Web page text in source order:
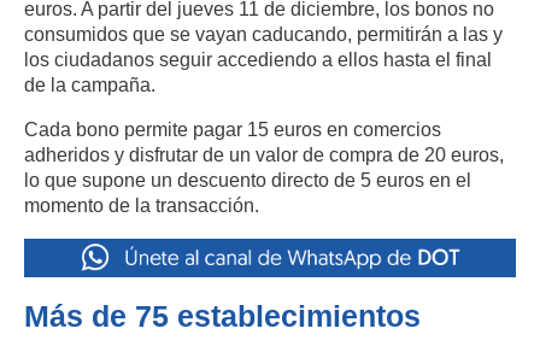
euros. A partir del jueves 11 de diciembre, los bonos no
consumidos que se vayan caducando, permitirán a las y
los ciudadanos seguir accediendo a ellos hasta el final
de la campaña.
Cada bono permite pagar 15 euros en comercios
adheridos y disfrutar de un valor de compra de 20 euros,
lo que supone un descuento directo de 5 euros en el
momento de la transacción.
Más de 75 establecimientos